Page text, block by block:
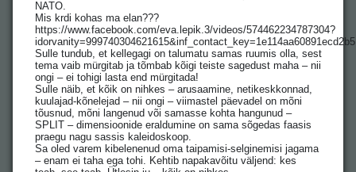
NATO.
Mis krdi kohas ma elan???
https://www.facebook.com/eva.lepik.3/videos/574462234787304?
Sulle tundub, et kellegagi on talumatu samas ruumis olla, sest
tema vaib mürgitab ja tõmbab kõigi teiste sagedust maha – nii
ongi – ei tohigi lasta end mürgitada!
Sulle näib, et kõik on nihkes – arusaamine, netikeskkonnad,
kuulajad-kõnelejad – nii ongi – viimastel päevadel on mõni
tõusnud, mõni langenud või samasse kohta hangunud –
SPLIT – dimensioonide eraldumine on sama sõgedas faasis
praegu nagu sassis kaleidoskoop.
Sa oled varem kibelenenud oma taipamisi-selginemisi jagama
– enam ei taha ega tohi. Kehtib napakavõitu väljend: kes